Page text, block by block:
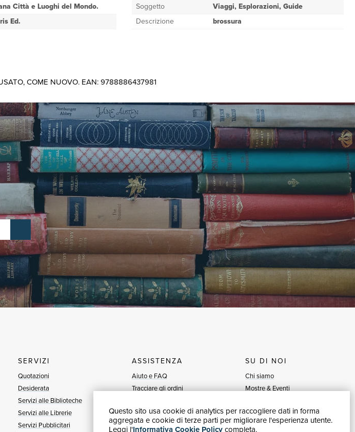
Questo sito usa cookie di analytics per raccogliere dati in forma
aggregata e cookie di terze parti per migliorare l'esperienza utente.
Leggi l'Informativa Cookie Policycompleta.
Città e Luoghi del Mondo.
Ed.
Soggetto
Viaggi, Esplorazioni, Guide
Descrizione
brossura
COME NUOVO. EAN: 9788886437981
SERVIZI
Quotazioni
Desiderata
Servizi alle Biblioteche
Servizi alle Librerie
Servizi Pubblicitari
ASSISTENZA
Aiuto e FAQ
Tracciare gli ordini
Fatturazione
Carta del Docente / 18App
SU DI NOI
Chi siamo
Mostre & Eventi
Blog
Vendi con noi